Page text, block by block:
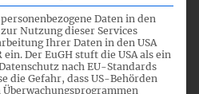
Daten in den
Nutzung dieser Services
Ihrer Daten in den USA
ein. Der EuGH stuft die USA als ein
nach EU-Standards
die Gefahr, dass US-Behörden
Überwachungsprogrammen